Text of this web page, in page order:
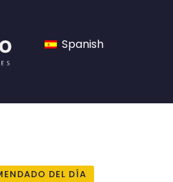
Spanish
DEL DÍA